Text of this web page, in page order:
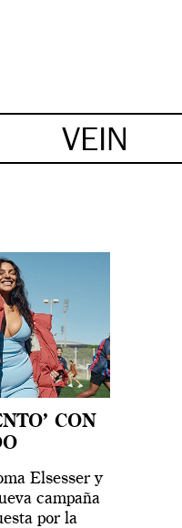
VEIN
CON
Elsesser y
campaña
por la